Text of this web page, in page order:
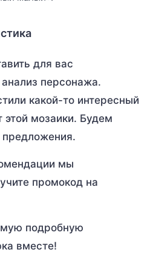
для вас
персонажа.
какой-то интересный
мозаики. Будем
мы
промокод на
подробную
вместе!